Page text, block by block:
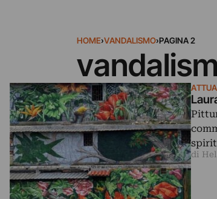
HOME›VANDALISMO›PAGINA 2
di